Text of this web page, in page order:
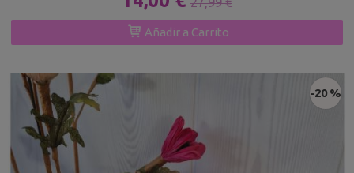
Añadir a Carrito
-20 %